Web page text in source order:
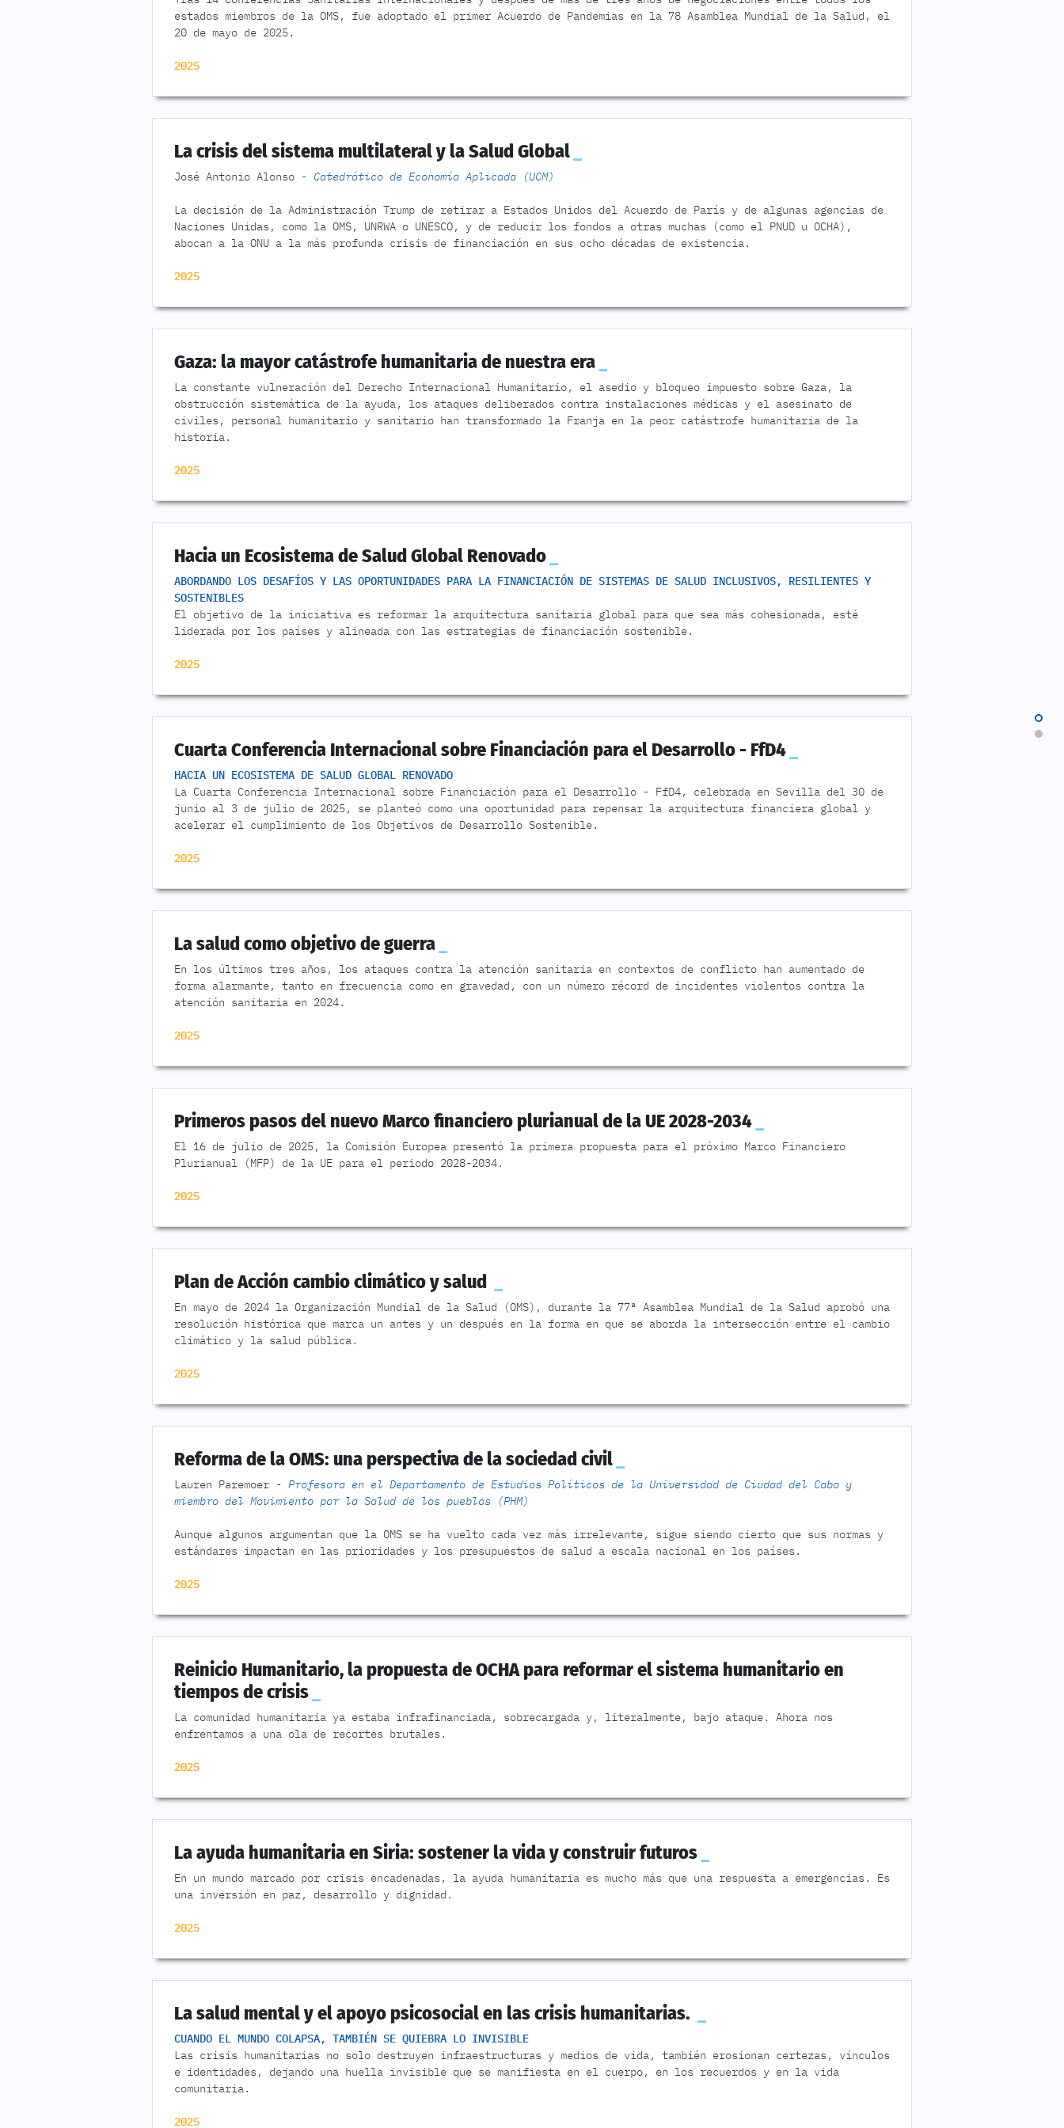
estados miembros de la OMS, fue adoptado el primer Acuerdo de Pandemias en la 78 Asamblea Mundial de la Salud, el
20 de mayo de 2025.
2025
La crisis del sistema multilateral y la Salud Global
José Antonio Alonso - Catedrático de Economía Aplicada (UCM)
La decisión de la Administración Trump de retirar a Estados Unidos del Acuerdo de París y de algunas agencias de
Naciones Unidas, como la OMS, UNRWA o UNESCO, y de reducir los fondos a otras muchas (como el PNUD u OCHA),
abocan a la ONU a la más profunda crisis de financiación en sus ocho décadas de existencia.
2025
Gaza: la mayor catástrofe humanitaria de nuestra era
La constante vulneración del Derecho Internacional Humanitario, el asedio y bloqueo impuesto sobre Gaza, la
obstrucción sistemática de la ayuda, los ataques deliberados contra instalaciones médicas y el asesinato de
civiles, personal humanitario y sanitario han transformado la Franja en la peor catástrofe humanitaria de la
historia.
2025
Hacia un Ecosistema de Salud Global Renovado
ABORDANDO LOS DESAFÍOS Y LAS OPORTUNIDADES PARA LA FINANCIACIÓN DE SISTEMAS DE SALUD INCLUSIVOS, RESILIENTES Y
SOSTENIBLES
El objetivo de la iniciativa es reformar la arquitectura sanitaria global para que sea más cohesionada, esté
liderada por los países y alineada con las estrategias de financiación sostenible.
2025
Cuarta Conferencia Internacional sobre Financiación para el Desarrollo - FfD4
HACIA UN ECOSISTEMA DE SALUD GLOBAL RENOVADO
La Cuarta Conferencia Internacional sobre Financiación para el Desarrollo - FfD4, celebrada en Sevilla del 30 de
junio al 3 de julio de 2025, se planteó como una oportunidad para repensar la arquitectura financiera global y
acelerar el cumplimiento de los Objetivos de Desarrollo Sostenible.
2025
La salud como objetivo de guerra
En los últimos tres años, los ataques contra la atención sanitaria en contextos de conflicto han aumentado de
forma alarmante, tanto en frecuencia como en gravedad, con un número récord de incidentes violentos contra la
atención sanitaria en 2024.
2025
Primeros pasos del nuevo Marco financiero plurianual de la UE 2028-2034
El 16 de julio de 2025, la Comisión Europea presentó la primera propuesta para el próximo Marco Financiero
Plurianual (MFP) de la UE para el periodo 2028-2034.
2025
Plan de Acción cambio climático y salud
En mayo de 2024 la Organización Mundial de la Salud (OMS), durante la 77ª Asamblea Mundial de la Salud aprobó una
resolución histórica que marca un antes y un después en la forma en que se aborda la intersección entre el cambio
climático y la salud pública.
2025
Reforma de la OMS: una perspectiva de la sociedad civil
Lauren Paremoer - Profesora en el Departamento de Estudios Políticos de la Universidad de Ciudad del Cabo y
miembro del Movimiento por la Salud de los pueblos (PHM)
Aunque algunos argumentan que la OMS se ha vuelto cada vez más irrelevante, sigue siendo cierto que sus normas y
estándares impactan en las prioridades y los presupuestos de salud a escala nacional en los países.
2025
Reinicio Humanitario, la propuesta de OCHA para reformar el sistema humanitario en
tiempos de crisis
La comunidad humanitaria ya estaba infrafinanciada, sobrecargada y, literalmente, bajo ataque. Ahora nos
enfrentamos a una ola de recortes brutales.
2025
La ayuda humanitaria en Siria: sostener la vida y construir futuros
En un mundo marcado por crisis encadenadas, la ayuda humanitaria es mucho más que una respuesta a emergencias. Es
una inversión en paz, desarrollo y dignidad.
2025
La salud mental y el apoyo psicosocial en las crisis humanitarias.
CUANDO EL MUNDO COLAPSA, TAMBIÉN SE QUIEBRA LO INVISIBLE
Las crisis humanitarias no solo destruyen infraestructuras y medios de vida, también erosionan certezas, vínculos
e identidades, dejando una huella invisible que se manifiesta en el cuerpo, en los recuerdos y en la vida
comunitaria.
2025